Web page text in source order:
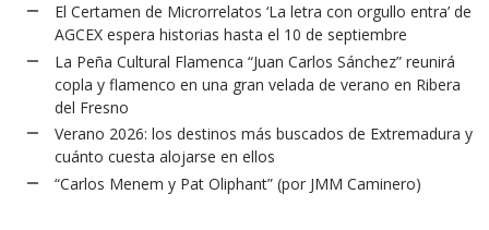
El Certamen de Microrrelatos ‘La letra con orgullo entra’ de
AGCEX espera historias hasta el 10 de septiembre
La Peña Cultural Flamenca “Juan Carlos Sánchez” reunirá
copla y flamenco en una gran velada de verano en Ribera
del Fresno
Verano 2026: los destinos más buscados de Extremadura y
cuánto cuesta alojarse en ellos
“Carlos Menem y Pat Oliphant” (por JMM Caminero)